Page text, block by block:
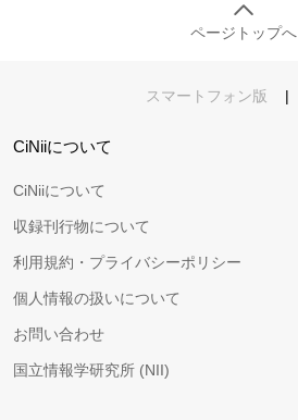
ページトップへ
スマートフォン版 |
CiNiiについて
CiNiiについて
収録刊行物について
利用規約・プライバシーポリシー
個人情報の扱いについて
お問い合わせ
国立情報学研究所 (NII)